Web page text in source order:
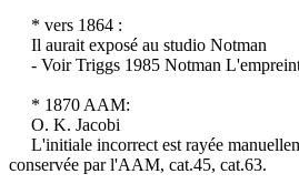
* vers 1864 :
Il aurait exposé au studio Notman
- Voir Triggs 1985 Notman
* 1870 AAM:
O. K. Jacobi
L'initiale incorrect est rayée
conservée par l'AAM, cat.45, cat.63.